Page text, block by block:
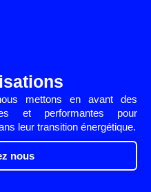
mettons en avant des
et performantes pour
leur transition énergétique.
nous